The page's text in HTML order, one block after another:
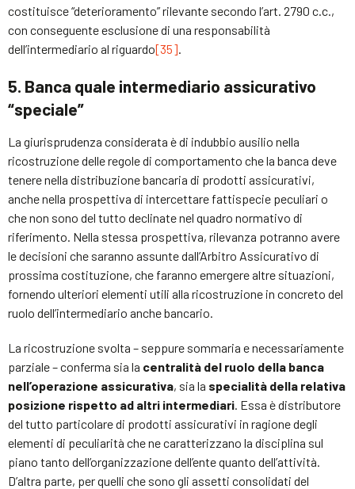
costituisce “deterioramento” rilevante secondo l’art. 2790 c.c.,
con conseguente esclusione di una responsabilità
dell’intermediario al riguardo[35].
5. Banca quale intermediario assicurativo
“speciale”
La giurisprudenza considerata è di indubbio ausilio nella
ricostruzione delle regole di comportamento che la banca deve
tenere nella distribuzione bancaria di prodotti assicurativi,
anche nella prospettiva di intercettare fattispecie peculiari o
che non sono del tutto declinate nel quadro normativo di
riferimento. Nella stessa prospettiva, rilevanza potranno avere
le decisioni che saranno assunte dall’Arbitro Assicurativo di
prossima costituzione, che faranno emergere altre situazioni,
fornendo ulteriori elementi utili alla ricostruzione in concreto del
ruolo dell’intermediario anche bancario.
La ricostruzione svolta – seppure sommaria e necessariamente
parziale – conferma sia la centralità del ruolo della banca
nell’operazione assicurativa, sia la specialità della relativa
posizione rispetto ad altri intermediari. Essa è distributore
del tutto particolare di prodotti assicurativi in ragione degli
elementi di peculiarità che ne caratterizzano la disciplina sul
piano tanto dell’organizzazione dell’ente quanto dell’attività.
D’altra parte, per quelli che sono gli assetti consolidati del